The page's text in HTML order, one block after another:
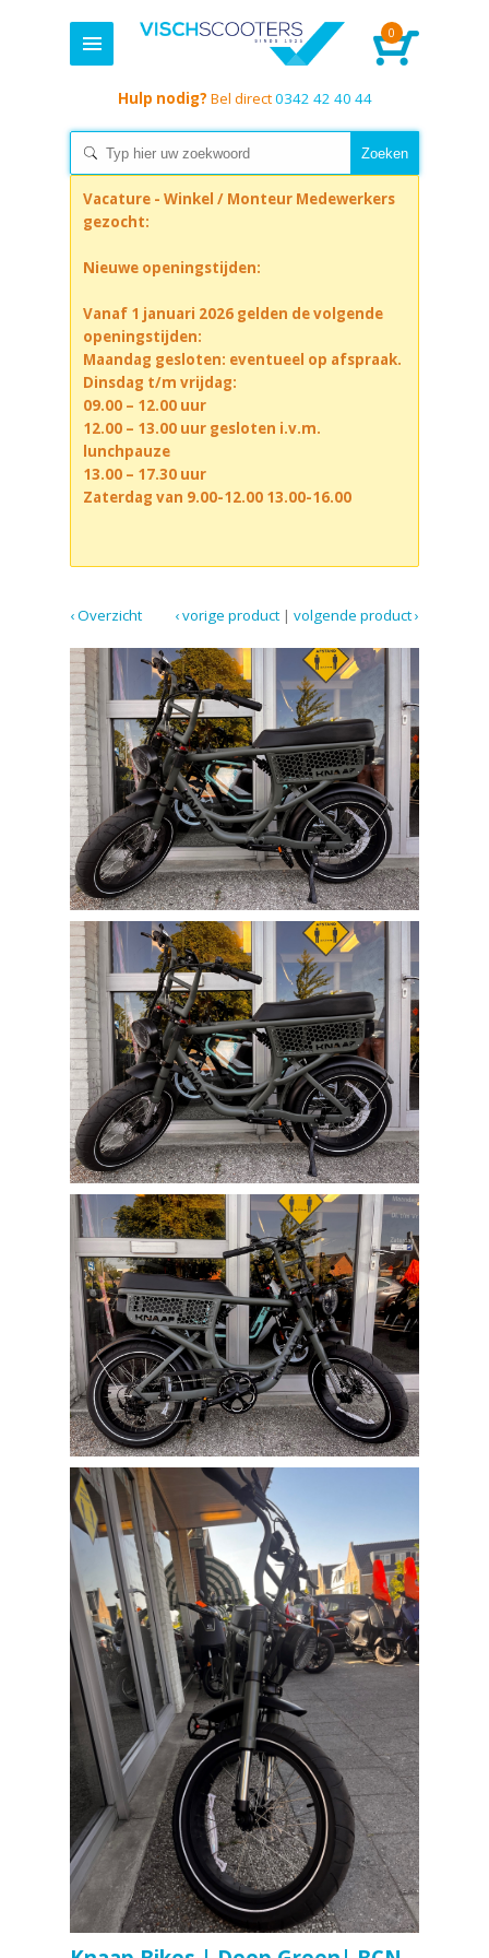
0
Hulp nodig? Bel direct0342 42 40 44
Vacature - Winkel / Monteur Medewerkers
gezocht:
Nieuwe openingstijden:
Vanaf 1 januari 2026 gelden de volgende
openingstijden:
Maandag gesloten: eventueel op afspraak.
Dinsdag t/m vrijdag:
09.00 – 12.00 uur
12.00 – 13.00 uur gesloten i.v.m.
lunchpauze
13.00 – 17.30 uur
Zaterdag van 9.00-12.00 13.00-16.00
‹ Overzicht volgende product ›
|
‹ vorige product